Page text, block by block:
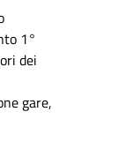
1°
dei
gare,